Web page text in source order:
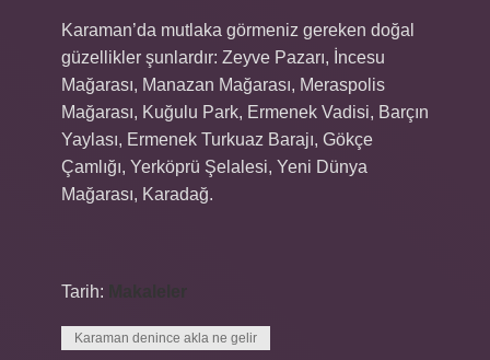
Karaman’da mutlaka görmeniz gereken doğal
güzellikler şunlardır: Zeyve Pazarı, İncesu
Mağarası, Manazan Mağarası, Meraspolis
Mağarası, Kuğulu Park, Ermenek Vadisi, Barçın
Yaylası, Ermenek Turkuaz Barajı, Gökçe
Çamlığı, Yerköprü Şelalesi, Yeni Dünya
Mağarası, Karadağ.
Tarih:
Karaman denince akla ne gelir